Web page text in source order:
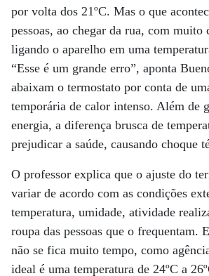
por volta dos 21ºC. Mas o que
pessoas, ao chegar da rua, com muito
ligando o aparelho em uma
“Esse é um grande erro”, aponta
abaixam o termostato por conta de
temporária de calor intenso. Além de
energia, a diferença brusca de
prejudicar a saúde, causando choque
O professor explica que o ajuste do
variar de acordo com as condições
temperatura, umidade, atividade
roupa das pessoas que o frequentam.
não se fica muito tempo, como
ideal é uma temperatura de 24ºC a